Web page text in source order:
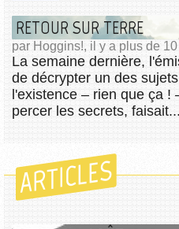
RETOUR SUR TERRE
par Hoggins!, il y a plus de
La semaine dernière,
de décrypter un des
l'existence – rien que ça !
percer les secrets, faisait...
ARTICLES